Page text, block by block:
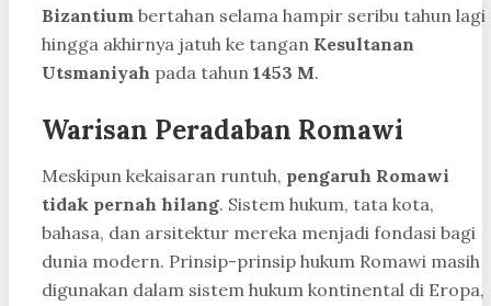
Bizantium bertahan selama hampir seribu tahun lagi
hingga akhirnya jatuh ke tangan Kesultanan
Utsmaniyah pada tahun 1453 M.
Warisan Peradaban Romawi
Meskipun kekaisaran runtuh, pengaruh Romawi
tidak pernah hilang. Sistem hukum, tata kota,
bahasa, dan arsitektur mereka menjadi fondasi bagi
dunia modern. Prinsip-prinsip hukum Romawi masih
digunakan dalam sistem hukum kontinental di Eropa,